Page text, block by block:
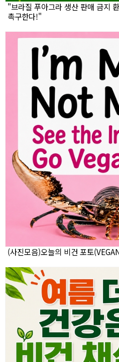
"브라질 푸아그라 생산 판매 금지
촉구한다!"
(사진모음)오늘의 비건 포토